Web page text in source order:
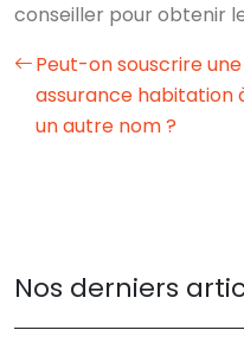
conseiller pour obtenir
Peut-on souscrire une
assurance habitation
un autre nom ?
Nos derniers